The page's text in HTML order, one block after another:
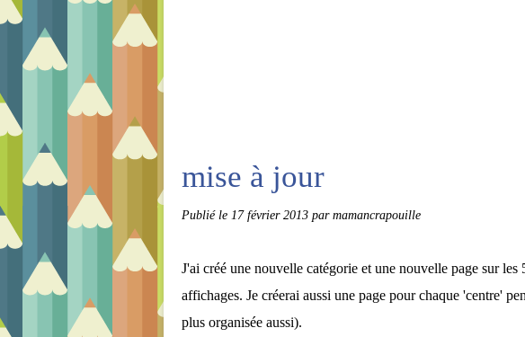
mise à jour
Publié le 17 février 2013 par mamancrapouille
J'ai créé une nouvelle catégorie et une nouvelle page sur
affichages. Je créerai aussi une page pour chaque 'centre'
plus organisée aussi).